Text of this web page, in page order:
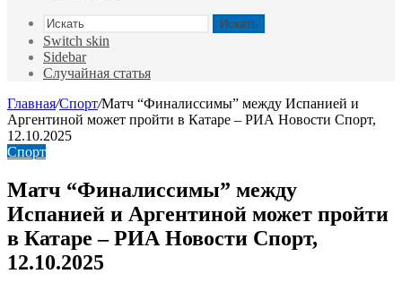
Искать
Switch skin
Sidebar
Случайная статья
Главная/Спорт/Матч “Финалиссимы” между Испанией и
Аргентиной может пройти в Катаре – РИА Новости Спорт,
12.10.2025
Спорт
Матч “Финалиссимы” между
Испанией и Аргентиной может пройти
в Катаре – РИА Новости Спорт,
12.10.2025